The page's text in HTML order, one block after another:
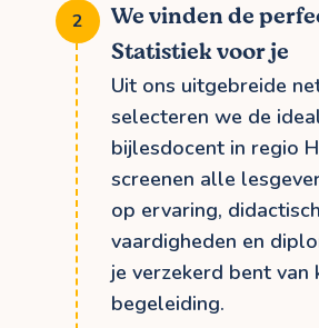
We vinden de
Statistiek voor je
Uit ons uitgebreide
selecteren we de
bijlesdocent in regio
screenen alle
op ervaring,
vaardigheden en
je verzekerd bent
begeleiding.